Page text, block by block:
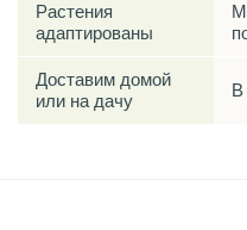
Растения
адаптированы
Доставим домой
или на дачу
В